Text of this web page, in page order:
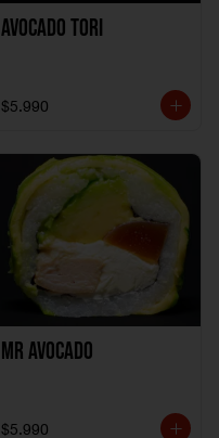
Avocado Tori
$5.990
Mr Avocado
$5.990